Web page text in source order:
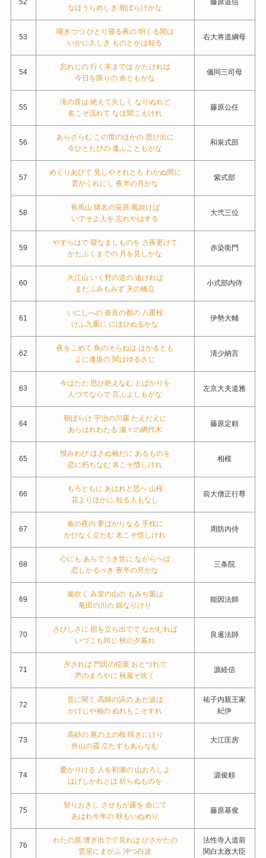
52
なほうらめしき 朝ぼらけかな
藤原道信
53
嘆きつつ ひとり寝る夜の 明くる間は
いかに久しき ものとかは知る
右大将道綱母
54
忘れじの 行く末までは かたければ
今日を限りの 命ともがな
儀同三司母
55
滝の音は 絶えて久しく なりぬれど
名こそ流れて なほ聞こえけれ
藤原公任
56
あらざらむ この世のほかの 思ひ出に
今ひとたびの 逢ふこともがな
和泉式部
57
めぐりあひて 見しやそれとも わかぬ間に
雲がくれにし 夜半の月かな
紫式部
58
有馬山 猪名の笹原 風吹けば
いでそよ人を 忘れやはする
大弐三位
59
やすらはで 寝なましものを さ夜更けて
かたぶくまでの 月を見しかな
赤染衛門
60
大江山 いく野の道の 遠ければ
まだふみもみず 天の橋立
小式部内侍
61
いにしへの 奈良の都の 八重桜
けふ九重に にほひぬるかな
伊勢大輔
62
夜をこめて 鳥のそらねは はかるとも
よに逢坂の 関はゆるさじ
清少納言
63
今はただ 思ひ絶えなむ とばかりを
人づてならで 言ふよしもがな
左京大夫道雅
64
朝ぼらけ 宇治の川霧 たえだえに
あらはれわたる 瀬々の網代木
藤原定頼
65
恨みわび ほさぬ袖だに あるものを
恋に朽ちなむ 名こそ惜しけれ
相模
66
もろともに あはれと思へ 山桜
花よりほかに 知る人もなし
前大僧正行尊
67
春の夜の 夢ばかりなる 手枕に
かひなく立たむ 名こそ惜しけれ
周防内侍
68
心にも あらでうき世に ながらへば
恋しかるべき 夜半の月かな
三条院
69
嵐吹く み室の山の もみぢ葉は
竜田の川の 錦なりけり
能因法師
70
さびしさに 宿を立ち出でて ながむれば
いづこも同じ 秋の夕暮れ
良暹法師
71
夕されば 門田の稲葉 おとづれて
芦のまろやに 秋風ぞ吹く
源経信
72
音に聞く 高師の浜の あだ波は
かけじや袖の ぬれもこそすれ
祐子内親王家
紀伊
73
高砂の 尾の上の桜 咲きにけり
外山の霞 立たずもあらなむ
大江匡房
74
憂かりける 人を初瀬の 山おろしよ
はげしかれとは 祈らぬものを
源俊頼
75
契りおきし させもが露を 命にて
あはれ今年の 秋もいぬめり
藤原基俊
76
わたの原 漕ぎ出でて見れば ひさかたの
雲居にまがふ 沖つ白波
法性寺入道前
関白太政大臣